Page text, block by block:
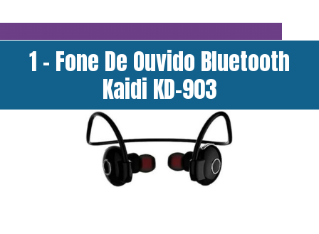
1 - Fone De Ouvido Bluetooth
Kaidi KD-903